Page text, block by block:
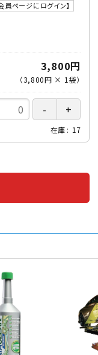
ページにログイン】
3,800円
（3,800円 × 1 袋）
在庫 17